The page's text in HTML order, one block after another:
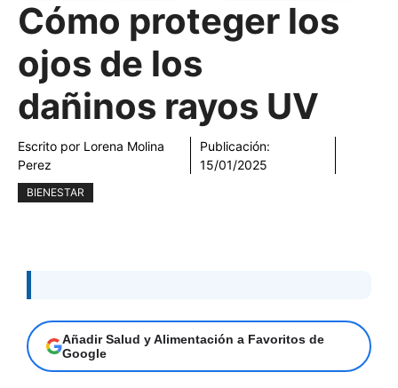
Cómo proteger los
ojos de los
dañinos rayos UV
Escrito por Lorena Molina
Perez
Publicación:
15/01/2025
BIENESTAR
Añadir Salud y Alimentación a Favoritos de
Google